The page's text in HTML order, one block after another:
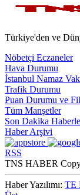
Türkiye'den ve
Nöbetçi Eczaneler
Hava Durumu
İstanbul Namaz
Trafik Durumu
Puan Durumu ve
Tüm Manşetler
Son Dakika
Haber Arşivi
RSS
TNS HABER
Haber Yazılımı: TE